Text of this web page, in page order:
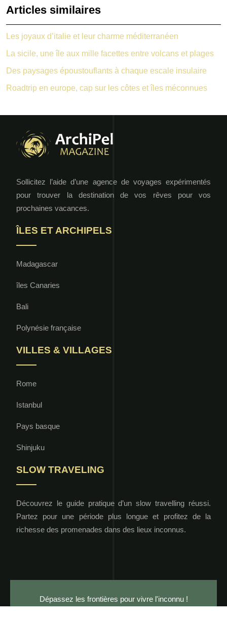
Articles similaires
Les joyaux d’italie et leur charme méditerranéen
La sicile, une île aux mille facettes entre volcans et plages
Des paysages époustouflants à chaque escale insulaire
Roadtrip en europe, cap sur les côtes et îles méconnues
Sollicitez l’aide d’une agence de voyages expérimentés
pour trouver la destination de vos rêves pour vos
prochaines vacances.
ÎLES ET ARCHIPELS
Madagascar
îles Canaries
Bali
Polynésie française
VILLES & VILLAGES
Rome
Istanbul
Pays basque
Shinjuku
SLOW TRAVELING
Découvrez le guide pratique d’un slow travelling réussi.
Partez pour une période plus longue et profitez de la
richesse des promenades dans des lieux inconnus.
Dépassez les frontières pour vivre l'inconnu !